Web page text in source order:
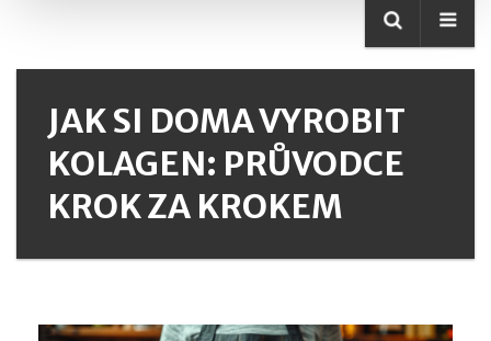
JAK SI DOMA VYROBIT
KOLAGEN: PRŮVODCE
KROK ZA KROKEM